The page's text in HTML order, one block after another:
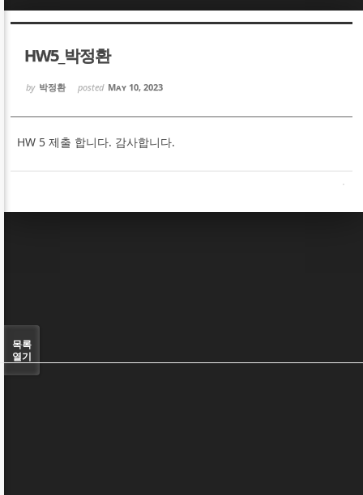
HW5_박정환
by 박정환 posted May 10, 2023
HW 5 제출 합니다. 감사합니다.
목록
열기
Sketchbook5, 스케치북5
Sketchbook5, 스케치북5
Sketchbook5, 스케치북5
Sketchbook5, 스케치북5